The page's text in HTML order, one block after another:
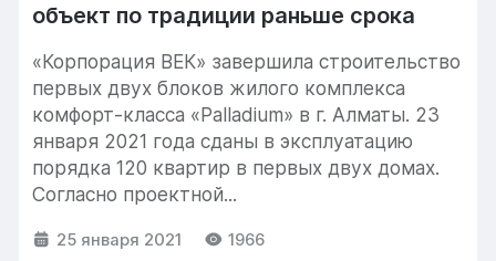
объект по традиции раньше срока
«Корпорация ВЕК» завершила строительство
первых двух блоков жилого комплекса
комфорт-класса «Palladium» в г. Алматы. 23
января 2021 года сданы в эксплуатацию
порядка 120 квартир в первых двух домах.
Согласно проектной...
25 января 2021 1966